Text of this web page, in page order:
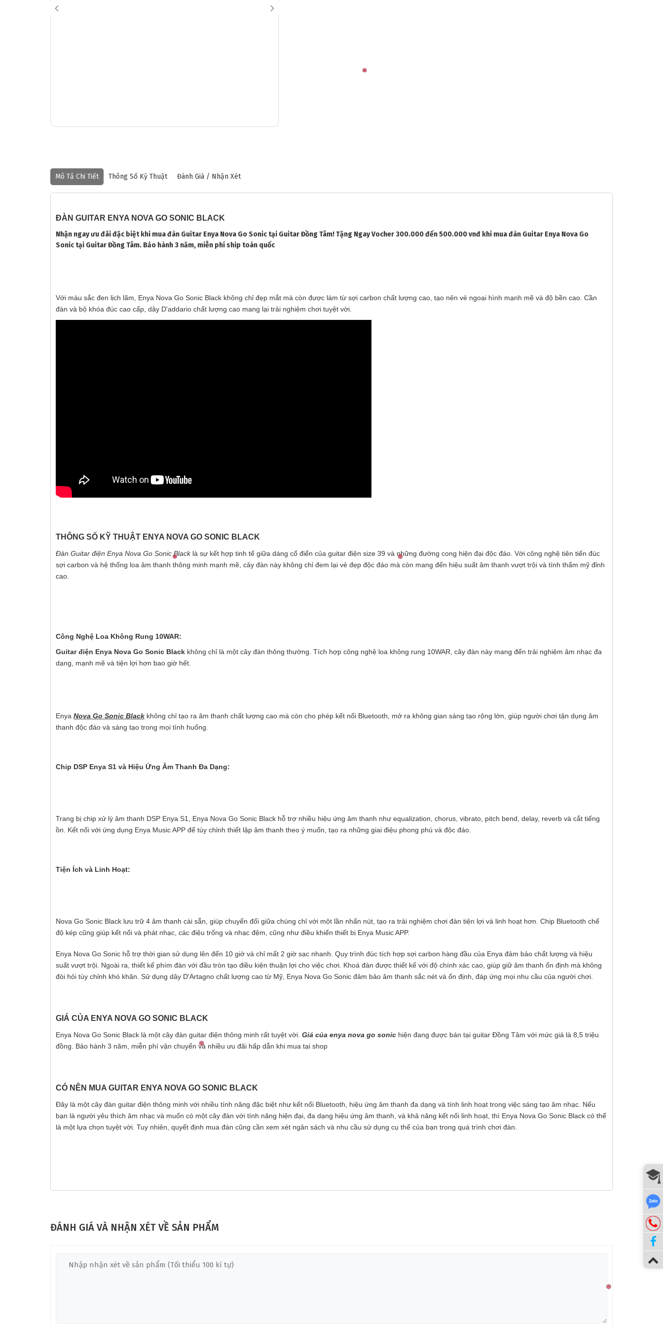
❅
Mô Tả Chi Tiết Thông Số Kỹ Thuật Đánh Giá / Nhận Xét
ĐÀN GUITAR ENYA NOVA GO SONIC BLACK
Nhận ngay ưu đãi đặc biệt khi mua đàn Guitar Enya Nova Go Sonic tại Guitar Đồng Tâm! Tặng Ngay Vocher 300.000 đến 500.000 vnđ khi mua đàn Guitar Enya Nova Go
Sonic tại Guitar Đồng Tâm. Bảo hành 3 năm, miễn phí ship toàn quốc
Với màu sắc đen lịch lãm, Enya Nova Go Sonic Black không chỉ đẹp mắt mà còn được làm từ sợi carbon chất lượng cao, tạo nên vẻ ngoại hình mạnh mẽ và độ bền cao. Cần
đàn và bộ khóa đúc cao cấp, dây D'addario chất lượng cao mang lại trải nghiệm chơi tuyệt vời.
THÔNG SỐ KỸ THUẬT ENYA NOVA GO SONIC BLACK
Đàn Guitar điện Enya Nova Go Sonic Blacklà sự kết hợp tinh tế giữa dáng cổ điển của guitar điện size 39 và những đường cong hiện đại độc đáo. Với công nghệ tiên tiến đúc
sợi carbon và hệ thống loa âm thanh thông minh mạnh mẽ, cây đàn này không chỉ đem lại vẻ đẹp độc đáo mà còn mang đến hiệu suất âm thanh vượt trội và tính thẩm mỹ đỉnh
cao.
Công Nghệ Loa Không Rung 10WAR:
Guitar điện Enya Nova Go Sonic Black không chỉ là một cây đàn thông thường. Tích hợp công nghệ loa không rung 10WAR, cây đàn này mang đến trải nghiệm âm nhạc đa
dạng, mạnh mẽ và tiện lợi hơn bao giờ hết.
Enya Nova Go Sonic Black không chỉ tạo ra âm thanh chất lượng cao mà còn cho phép kết nối Bluetooth, mở ra không gian sáng tạo rộng lớn, giúp người chơi tận dụng âm
thanh độc đáo và sáng tạo trong mọi tình huống.
Chip DSP Enya S1 và Hiệu Ứng Âm Thanh Đa Dạng:
Trang bị chip xử lý âm thanh DSP Enya S1, Enya Nova Go Sonic Black hỗ trợ nhiều hiệu ứng âm thanh như equalization, chorus, vibrato, pitch bend, delay, reverb và cắt tiếng
ồn. Kết nối với ứng dụng Enya Music APP để tùy chỉnh thiết lập âm thanh theo ý muốn, tạo ra những giai điệu phong phú và độc đáo.
Tiện Ích và Linh Hoạt:
Nova Go Sonic Black lưu trữ 4 âm thanh cài sẵn, giúp chuyển đổi giữa chúng chỉ với một lần nhấn nút, tạo ra trải nghiệm chơi đàn tiện lợi và linh hoạt hơn. Chip Bluetooth chế
độ kép cũng giúp kết nối và phát nhạc, các điệu trống và nhạc đệm, cũng như điều khiển thiết bị Enya Music APP.
Enya Nova Go Sonic hỗ trợ thời gian sử dụng lên đến 10 giờ và chỉ mất 2 giờ sạc nhanh. Quy trình đúc tích hợp sợi carbon hàng đầu của Enya đảm bảo chất lượng và hiệu
suất vượt trội. Ngoài ra, thiết kế phím đàn với đầu tròn tạo điều kiện thuận lợi cho việc chơi. Khoá đàn được thiết kế với độ chính xác cao, giúp giữ âm thanh ổn định mà không
đòi hỏi tùy chỉnh khó khăn. Sử dụng dây D'Artagno chất lượng cao từ Mỹ, Enya Nova Go Sonic đảm bảo âm thanh sắc nét và ổn định, đáp ứng mọi nhu cầu của người chơi.
GIÁ CỦA ENYA NOVA GO SONIC BLACK
Enya Nova Go Sonic Black là một cây đàn guitar điện thông minh rất tuyệt vời. Giá của enya nova go sonic hiện đang được bán tại guitar Đồng Tâm với mức giá là 8,5 triệu
đồng. Bảo hành 3 năm, miễn phí vận chuyển và nhiều ưu đãi hấp dẫn khi mua tại shop
CÓ NÊN MUA GUITAR ENYA NOVA GO SONIC BLACK
Đây là một cây đàn guitar điện thông minh với nhiều tính năng đặc biệt như kết nối Bluetooth, hiệu ứng âm thanh đa dạng và tính linh hoạt trong việc sáng tạo âm nhạc. Nếu
bạn là người yêu thích âm nhạc và muốn có một cây đàn với tính năng hiện đại, đa dạng hiệu ứng âm thanh, và khả năng kết nối linh hoạt, thì Enya Nova Go Sonic Black có thể
là một lựa chọn tuyệt vời. Tuy nhiên, quyết định mua đàn cũng cần xem xét ngân sách và nhu cầu sử dụng cụ thể của bạn trong quá trình chơi đàn.
ĐÁNH GIÁ VÀ NHẬN XÉT VỀ SẢN PHẨM